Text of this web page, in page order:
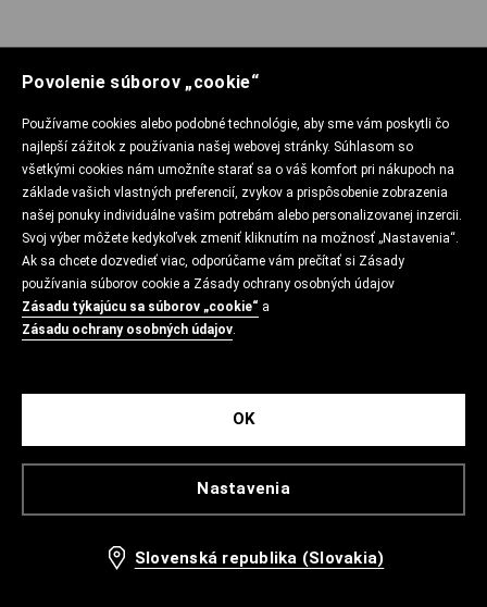
Povolenie súborov „cookie“
Používame cookies alebo podobné technológie, aby sme vám poskytli čo
najlepší zážitok z používania našej webovej stránky. Súhlasom so
všetkými cookies nám umožníte starať sa o váš komfort pri nákupoch na
základe vašich vlastných preferencií, zvykov a prispôsobenie zobrazenia
našej ponuky individuálne vašim potrebám alebo personalizovanej inzercii.
Svoj výber môžete kedykoľvek zmeniť kliknutím na možnosť „Nastavenia“.
Ak sa chcete dozvedieť viac, odporúčame vám prečítať si Zásady
používania súborov cookie a Zásady ochrany osobných údajov
Zásadu týkajúcu sa súborov „cookie“ a
Zásadu ochrany osobných údajov.
Nastavenia
OK
Slovenská republika (Slovakia)